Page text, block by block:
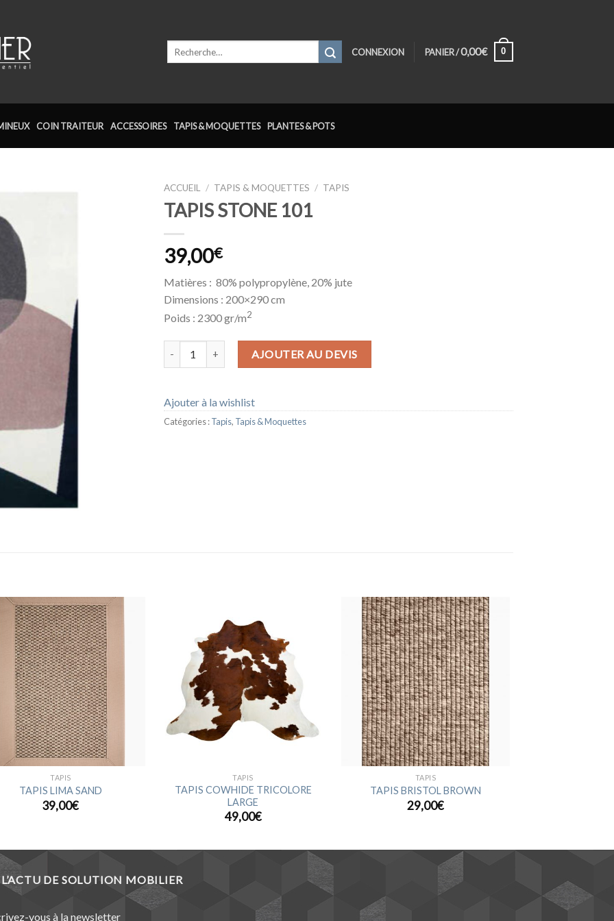
CONNEXION PANIER /0,00€ 0
COIN TRAITEUR ACCESSOIRES TAPIS & MOQUETTES PLANTES & POTS
ACCUEIL / TAPIS & MOQUETTES / TAPIS
TAPIS STONE 101
39,00€
Matières : 80% polypropylène, 20% jute
Dimensions : 200×290 cm
Poids : 2300 gr/m2
quantité de TAPIS STONE 101AJOUTER AU DEVIS
Ajouter à la wishlist
Catégories :Tapis, Tapis & Moquettes
wishlist
TAPIS
TAPIS LIMA SAND
39,00€
wishlist
TAPIS
TAPIS COWHIDE TRICOLORE
LARGE
49,00€
Ajouter
à la
wishlist
TAPIS
TAPIS BRISTOL BROWN
29,00€
DE SOLUTION MOBILIER
vous à la newsletter